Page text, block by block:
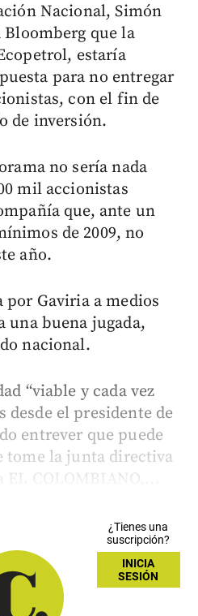
Nacional, Simón
Bloomberg que la
estaría
para no entregar
con el fin de
de inversión.
no sería nada
mil accionistas
que, ante un
de 2009, no
año.
por Gaviria a medios
una buena jugada,
nacional.
“viable y cada vez
desde el presidente de
entrever que puede
tome la junta directiva
EL COLOMBIANO,...
¿Tienes una
suscripción?
INICIA
SESIÓN